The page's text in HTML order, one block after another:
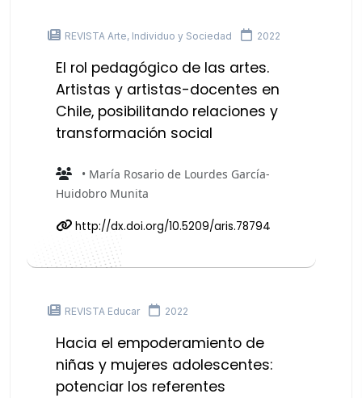
REVISTA Arte, Individuo y Sociedad 2022
El rol pedagógico de las artes.
Artistas y artistas-docentes en
Chile, posibilitando relaciones y
transformación social
• María Rosario de Lourdes García-
Huidobro Munita
http://dx.doi.org/10.5209/aris.78794
REVISTA Educar 2022
Hacia el empoderamiento de
niñas y mujeres adolescentes:
potenciar los referentes